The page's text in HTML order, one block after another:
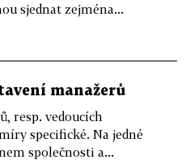
sjednat zejména...
manažerů
resp. vedoucích
specifické. Na jedné
společnosti a...